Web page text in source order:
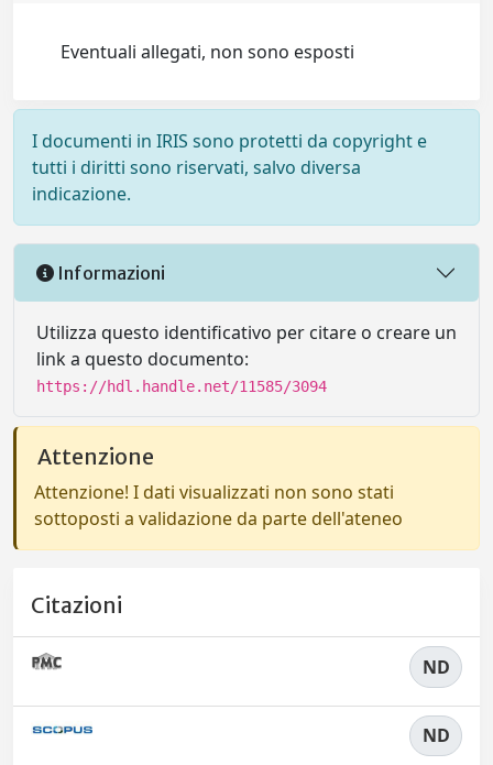
Eventuali allegati, non sono esposti
I documenti in IRIS sono protetti da copyright e
tutti i diritti sono riservati, salvo diversa
indicazione.
Informazioni
Utilizza questo identificativo per citare o creare un
link a questo documento:
https://hdl.handle.net/11585/3094
Attenzione
Attenzione! I dati visualizzati non sono stati
sottoposti a validazione da parte dell'ateneo
Citazioni
ND
ND